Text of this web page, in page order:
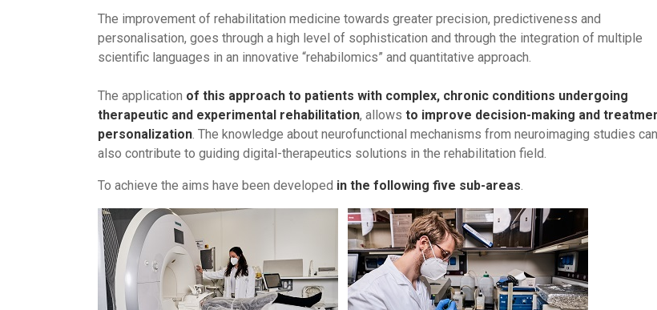
The improvement of rehabilitation medicine towards greater precision, predictiveness and
personalisation, goes through a high level of sophistication and through the integration of multiple
scientific languages in an innovative “rehabilomics” and quantitative approach.
The application of this approach to patients with complex, chronic conditions undergoing
therapeutic and experimental rehabilitation, allows to improve decision-making and
personalization. The knowledge about neurofunctional mechanisms from neuroimaging studies can
also contribute to guiding digital-therapeutics solutions in the rehabilitation field.
To achieve the aims have been developed in the following five sub-areas.